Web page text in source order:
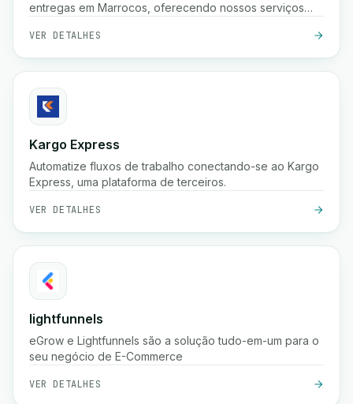
entregas em Marrocos, oferecendo nossos serviços
VER DETALHES
Kargo Express
Automatize fluxos de trabalho conectando-se ao Kargo
Express, uma plataforma de terceiros.
VER DETALHES
lightfunnels
eGrow e Lightfunnels são a solução tudo-em-um para o
seu negócio de E-Commerce
VER DETALHES